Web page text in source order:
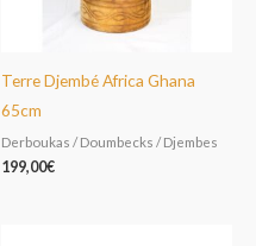
Terre Djembé Africa Ghana
65cm
Derboukas / Doumbecks / Djembes
199,00€